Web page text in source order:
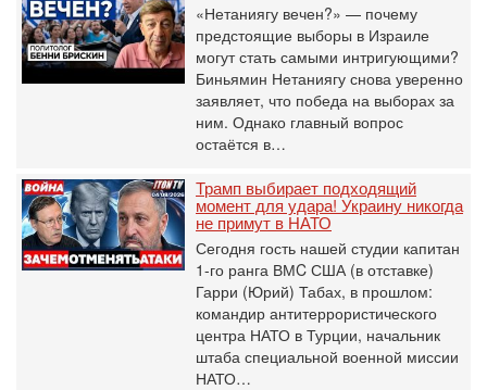
«Нетаниягу вечен?» — почему
предстоящие выборы в Израиле
могут стать самыми интригующими?
Биньямин Нетаниягу снова уверенно
заявляет, что победа на выборах за
ним. Однако главный вопрос
остаётся в…
Трамп выбирает подходящий
момент для удара! Украину никогда
не примут в НАТО
Сегодня гость нашей студии капитан
1-го ранга ВМC США (в отставке)
Гарри (Юрий) Табах, в прошлом:
командир антитеррористического
центра НАТО в Турции, начальник
штаба специальной военной миссии
НАТО…